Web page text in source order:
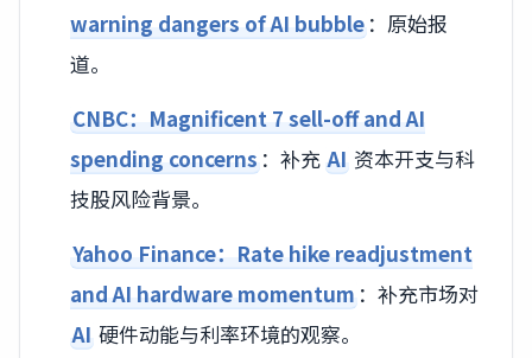
warning dangers of AI bubble ：原始报
道。
CNBC：Magnificent 7 sell-off and AI
spending concerns ：补充 AI 资本开支与科
技股风险背景。
Yahoo Finance：Rate hike readjustment
and AI hardware momentum ：补充市场对
AI 硬件动能与利率环境的观察。